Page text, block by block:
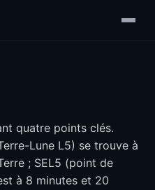
quatre points clés.
Lune L5) se trouve à
; SEL5 (point de
à 8 minutes et 20